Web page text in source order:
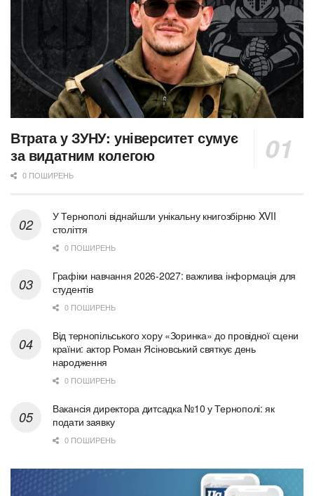
Втрата у ЗУНУ: університет сумує
за видатним колегою
0 ПОШИРЕНЬ
У Тернополі віднайшли унікальну книгозбірню XVII
століття
0 ПОШИРЕНЬ
Графіки навчання 2026-2027: важлива інформація для
студентів
0 ПОШИРЕНЬ
Від тернопільського хору «Зоринка» до провідної сцени
країни: актор Роман Ясіновський святкує день
народження
0 ПОШИРЕНЬ
Вакансія директора дитсадка №10 у Тернополі: як
подати заявку
0 ПОШИРЕНЬ